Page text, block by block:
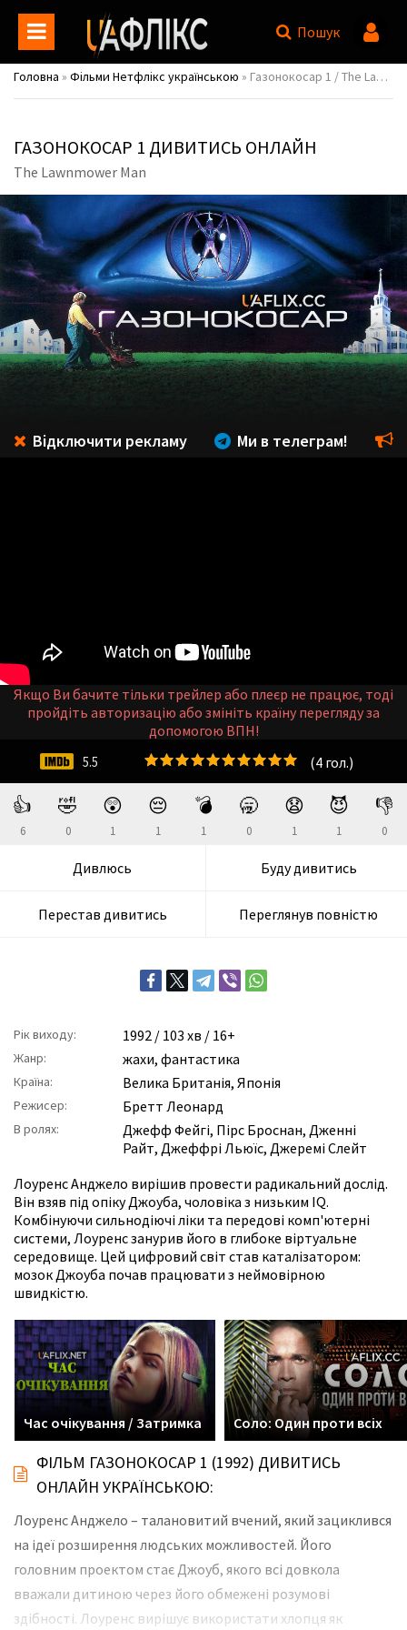
Пошук
Головна » Фільми Нетфлікс українською » Газонокосар 1 / The Lawnmower Man
ГАЗОНОКОСАР 1 ДИВИТИСЬ ОНЛАЙН
The Lawnmower Man
👍
6
🤣
0
😲
1
😔
1
💣
1
🥱
0
😧
1
😈
1
👎
0
Дивлюсь Буду дивитись
Перестав дивитись Переглянув повністю
Рік виходу: 1992 / 103 хв / 16+
Жанр: жахи, фантастика
Країна: Велика Британія, Японія
Режисер: Бретт Леонард
В ролях: Джефф Фейгі, Пірс Броснан, Дженні
Райт, Джеффрі Льюїс, Джеремі Слейт
Лоуренс Анджело вирішив провести радикальний дослід.
Він взяв під опіку Джоуба, чоловіка з низьким IQ.
Комбінуючи сильнодіючі ліки та передові комп'ютерні
системи, Лоуренс занурив його в глибоке віртуальне
середовище. Цей цифровий світ став каталізатором:
мозок Джоуба почав працювати з неймовірною
швидкістю.
(4гол.)
5.5
Відключити рекламу Ми в телеграм!
Якщо Ви бачите тільки трейлер або плеєр не працює, тоді
пройдіть авторизацію або змініть країну перегляду за
допомогою ВПН!
Час очікування / Затримка Соло: Один проти всіх
ФІЛЬМ ГАЗОНОКОСАР 1 (1992) ДИВИТИСЬ
ОНЛАЙН УКРАЇНСЬКОЮ:
Лоуренс Анджело – талановитий вчений, який зациклився
на ідеї розширення людських можливостей. Його
головним проектом стає Джоуб, якого всі довкола
вважали дитиною через його обмежені розумові
здібності. Лоуренс вирішує використати хлопця як